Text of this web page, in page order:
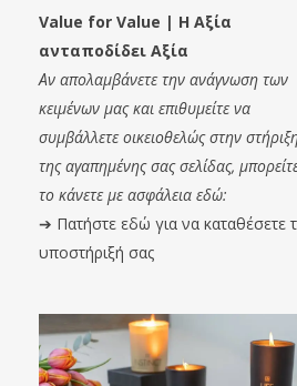
Value for Value | Η Αξία
ανταποδίδει Αξία
Αν απολαμβάνετε την ανάγνωση των
κειμένων μας και επιθυμείτε να
συμβάλλετε οικειοθελώς στην
της αγαπημένης σας σελίδας,
το κάνετε με ασφάλεια εδώ:
➔ Πατήστε εδώ για να καταθέσετε
υποστήριξή σας